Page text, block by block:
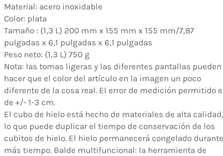
Material: acero inoxidable
Color: plata
Tamaño : (1,3 L) 200 mm x 155 mm x 155 mm/7,87
pulgadas x 6,1 pulgadas x 6,1 pulgadas
Peso neto: (1,3 L) 750 g
Nota: las tomas ligeras y las diferentes pantallas pueden
hacer que el color del artículo en la imagen un poco
diferente de la cosa real. El error de medición permitido
de +/- 1-3 cm.
El cubo de hielo está hecho de materiales de alta calidad,
lo que puede duplicar el tiempo de conservación de los
cubitos de hielo. El hielo permanecerá congelado durante
más tiempo. Balde multifuncional: la herramienta de